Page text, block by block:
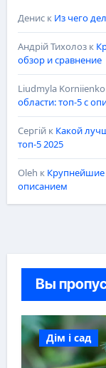
Дениск Из чего
Андрій Тихолозк
обзор и сравнение
Liudmyla Korniienko
области: топ-5 с
Сергійк Какой
топ-5 2025
Oleh к Крупнейшие
описанием
Вы
Дім і сад